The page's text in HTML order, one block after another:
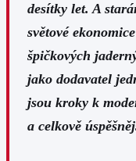
desítky let. A
světové
špičkových
jako dodavatel
jsou kroky k
a celkově